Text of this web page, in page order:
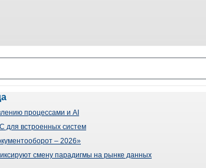
процессами и AI
для встроенных систем
– 2026»
смену парадигмы на рынке данных